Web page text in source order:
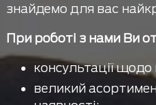
знайдемо для вас
При роботі з нами Ви
консультації
великий